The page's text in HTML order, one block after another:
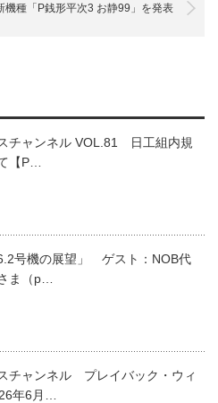
機種「P銭形平次3 お静99」を発表
チャンネル VOL.81 日工組内規
【P…
6.2号機の展望」 ゲスト：NOB代
ま（p…
チャンネル プレイバック・ウィ
年6月…